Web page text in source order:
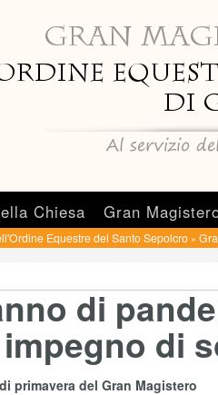
Chiesa Gran
Equestre del Santo Sepolcro »
di
di
primavera del Gran Magistero